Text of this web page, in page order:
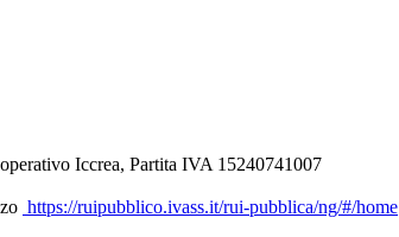
Iccrea, Partita IVA 15240741007
https://ruipubblico.ivass.it/rui-pubblica/ng/#/home